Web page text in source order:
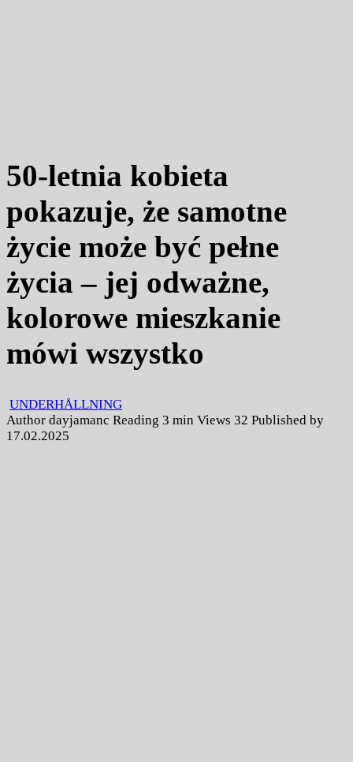
50-letnia kobieta
pokazuje, że samotne
życie może być pełne
życia – jej odważne,
kolorowe mieszkanie
mówi wszystko
UNDERHÅLLNING
Author dayjamanc Reading 3 min Views 32 Published by
17.02.2025